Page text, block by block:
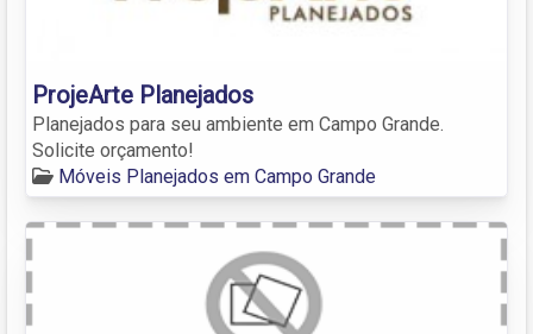
ProjeArte Planejados
Planejados para seu ambiente em Campo Grande.
Solicite orçamento!
Móveis Planejados em Campo Grande